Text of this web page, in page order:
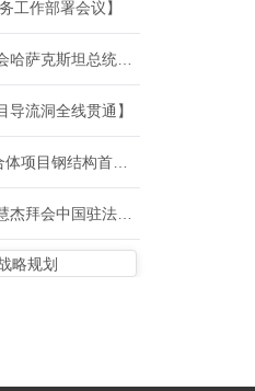
工作部署会议】
导流洞全线贯通】